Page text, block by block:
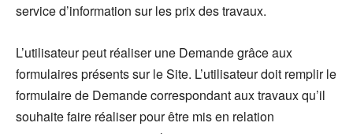
service d’information sur les prix des travaux.
L’utilisateur peut réaliser une Demande grâce aux
formulaires présents sur le Site. L’utilisateur doit remplir le
formulaire de Demande correspondant aux travaux qu’il
souhaite faire réaliser pour être mis en relation